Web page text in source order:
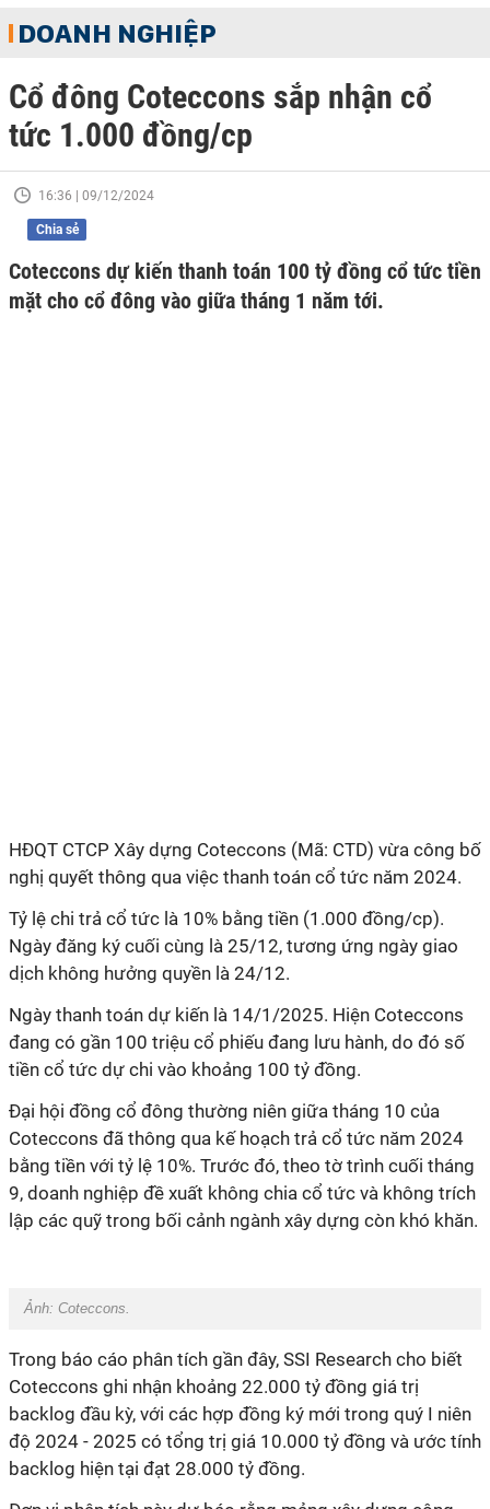
DOANH NGHIỆP
Cổ đông Coteccons sắp nhận cổ
tức 1.000 đồng/cp
16:36 | 09/12/2024
Chia sẻ
Coteccons dự kiến thanh toán 100 tỷ đồng cổ tức tiền
mặt cho cổ đông vào giữa tháng 1 năm tới.
HĐQT CTCP Xây dựng Coteccons (Mã: CTD) vừa công bố
nghị quyết thông qua việc thanh toán cổ tức năm 2024.
Tỷ lệ chi trả cổ tức là 10% bằng tiền (1.000 đồng/cp).
Ngày đăng ký cuối cùng là 25/12, tương ứng ngày giao
dịch không hưởng quyền là 24/12.
Ngày thanh toán dự kiến là 14/1/2025. Hiện Coteccons
đang có gần 100 triệu cổ phiếu đang lưu hành, do đó số
tiền cổ tức dự chi vào khoảng 100 tỷ đồng.
Đại hội đồng cổ đông thường niên giữa tháng 10 của
Coteccons đã thông qua kế hoạch trả cổ tức năm 2024
bằng tiền với tỷ lệ 10%. Trước đó, theo tờ trình cuối tháng
9, doanh nghiệp đề xuất không chia cổ tức và không trích
lập các quỹ trong bối cảnh ngành xây dựng còn khó khăn.
Ảnh: Coteccons.
Trong báo cáo phân tích gần đây, SSI Research cho biết
Coteccons ghi nhận khoảng 22.000 tỷ đồng giá trị
backlog đầu kỳ, với các hợp đồng ký mới trong quý I niên
độ 2024 - 2025 có tổng trị giá 10.000 tỷ đồng và ước tính
backlog hiện tại đạt 28.000 tỷ đồng.